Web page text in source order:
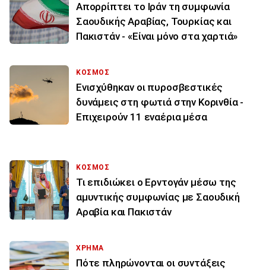
Απορρίπτει το Ιράν τη συμφωνία
Σαουδικής Αραβίας, Τουρκίας και
Πακιστάν - «Είναι μόνο στα χαρτιά»
ΚΟΣΜΟΣ
Ενισχύθηκαν οι πυροσβεστικές
δυνάμεις στη φωτιά στην Κορινθία -
Επιχειρούν 11 εναέρια μέσα
ΚΟΣΜΟΣ
Τι επιδιώκει ο Ερντογάν μέσω της
αμυντικής συμφωνίας με Σαουδική
Αραβία και Πακιστάν
ΧΡΗΜΑ
Πότε πληρώνονται οι συντάξεις